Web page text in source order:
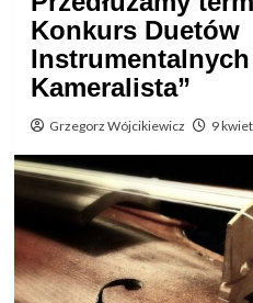
Konkurs Duetów
Instrumentalnych
Kameralista”
Grzegorz Wójcikiewicz 9